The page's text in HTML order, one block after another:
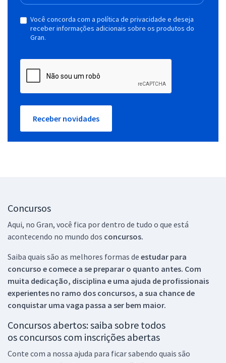
Você concorda com a política de privacidade e deseja
receber informações adicionais sobre os produtos do
Gran.
Receber novidades
Concursos
Aqui, no Gran, você fica por dentro de tudo o que está
acontecendo no mundo dos concursos.
Saiba quais são as melhores formas de estudar para
concurso e comece a se preparar o quanto antes. Com
muita dedicação, disciplina e uma ajuda de profissionais
experientes no ramo dos concursos, a sua chance de
conquistar uma vaga passa a ser bem maior.
Concursos abertos: saiba sobre todos
os concursos com inscrições abertas
Conte com a nossa ajuda para ficar sabendo quais são